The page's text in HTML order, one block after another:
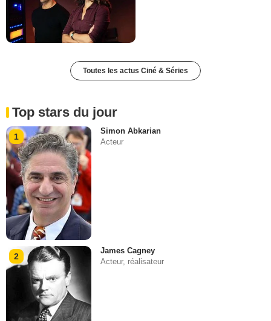
Toutes les actus Ciné & Séries
Top stars du jour
1
Simon Abkarian
Acteur
2
James Cagney
Acteur, réalisateur